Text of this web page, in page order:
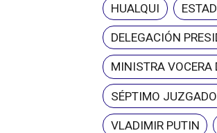
HUALQUI
DELEGACIÓN
MINISTRA VOCERA
SÉPTIMO
VLADIMIR PUTIN